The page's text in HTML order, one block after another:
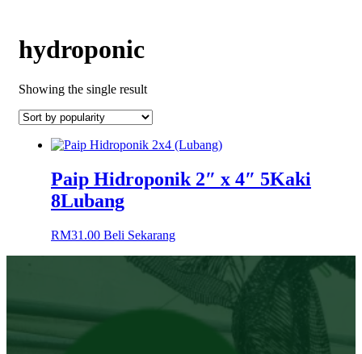
hydroponic
Showing the single result
Paip Hidroponik 2″ x 4″ 5Kaki
8Lubang
RM31.00 Beli Sekarang